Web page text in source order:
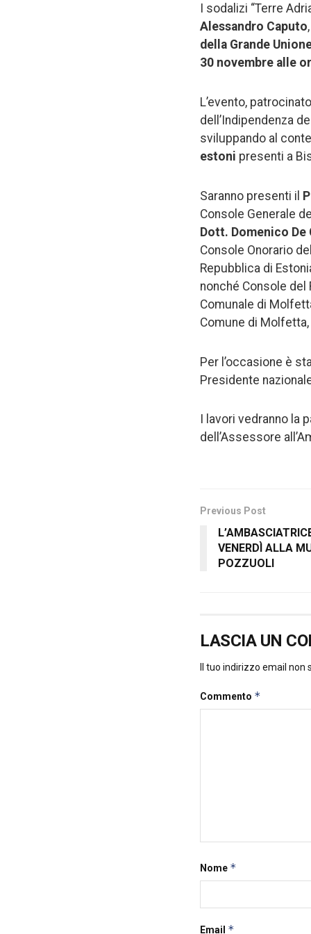
I sodalizi “Terre
Alessandro Caputo
della Grande
30 novembre alle
L’evento,
dell’Indipendenza
sviluppando al
estoni presenti a
Saranno presenti il
Console Generale
Dott. Domenico De
Console Onorario
Repubblica di
nonché Console
Comunale di
Comune di Molfetta,
Per l’occasione è
Presidente
I lavori vedranno
dell’Assessore
Previous Post
VENERDÌ ALLA
POZZUOLI
LASCIA UN
Il tuo indirizzo email non
Commento *
Nome *
Email *